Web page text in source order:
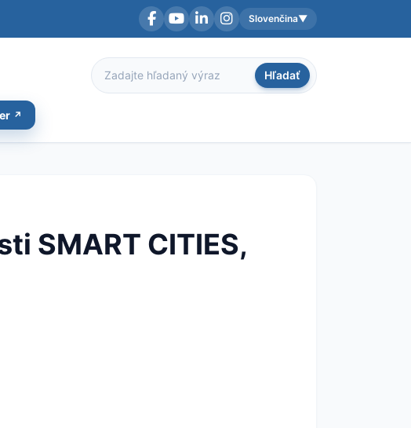
FacebookYouTubeLinkedInInstagramAktuálny jazyk:
Slovenčina▼
Hľadať
Hľadať
SMART CITIES,